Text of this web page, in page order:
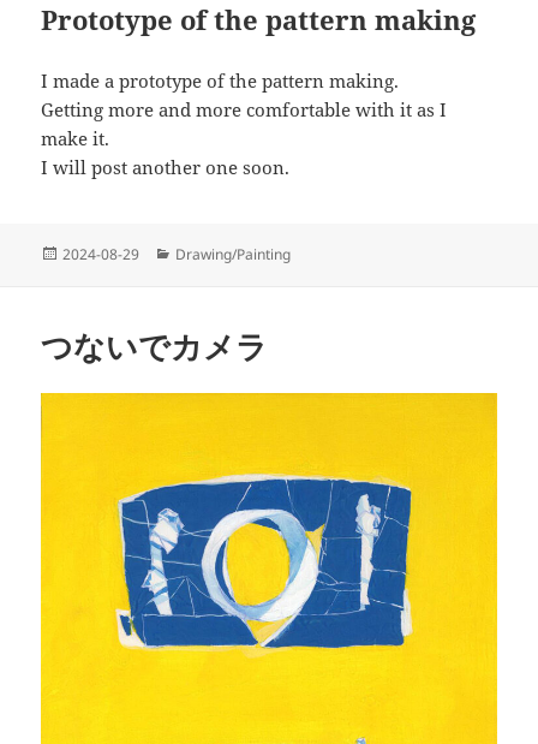
Prototype of the pattern making
I made a prototype of the pattern making.
Getting more and more comfortable with it as I
make it.
I will post another one soon.
投
2024-08-29
カ
ー
Drawing/Painting
つないでカメラ